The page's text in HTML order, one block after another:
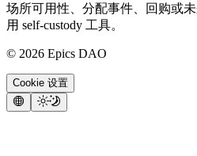
场所可用性、分配事件、回购或
用 self-custody 工具。
© 2026 Epics DAO
Cookie 设置